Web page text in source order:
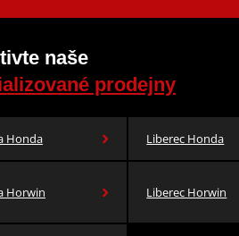
naše
prodejny
Honda Liberec Honda
Horwin Liberec Horwin